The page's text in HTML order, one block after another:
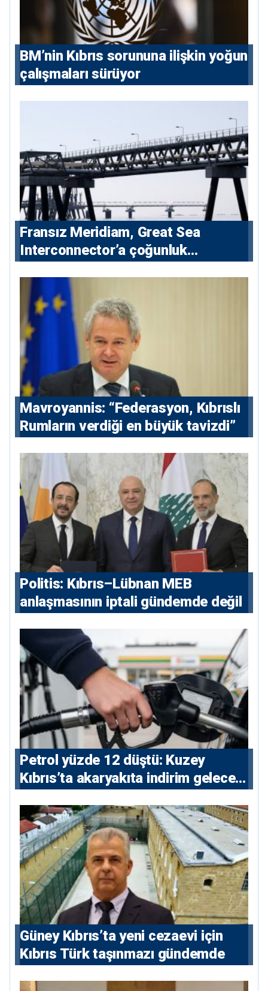
BM’nin Kıbrıs sorununa ilişkin yoğun
çalışmaları sürüyor
Fransız Meridiam, Great Sea
Interconnector’a çoğunluk
Mavroyannis: “Federasyon, Kıbrıslı
Rumların verdiği en büyük tavizdi”
Politis: Kıbrıs–Lübnan MEB
anlaşmasının iptali gündemde değil
Petrol yüzde 12 düştü: Kuzey
Kıbrıs’ta akaryakıta indirim gelecek
Güney Kıbrıs’ta yeni cezaevi için
Kıbrıs Türk taşınmazı gündemde